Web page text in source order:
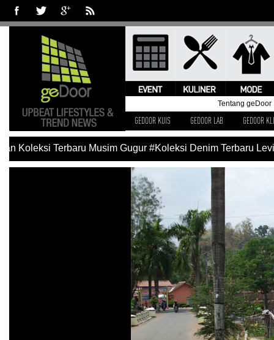
Tentang geDoor
GEDOOR KUIS GEDOOR LAB GEDOOR
Koleksi Terbaru Musim Gugur #Koleksi Denim Terbaru